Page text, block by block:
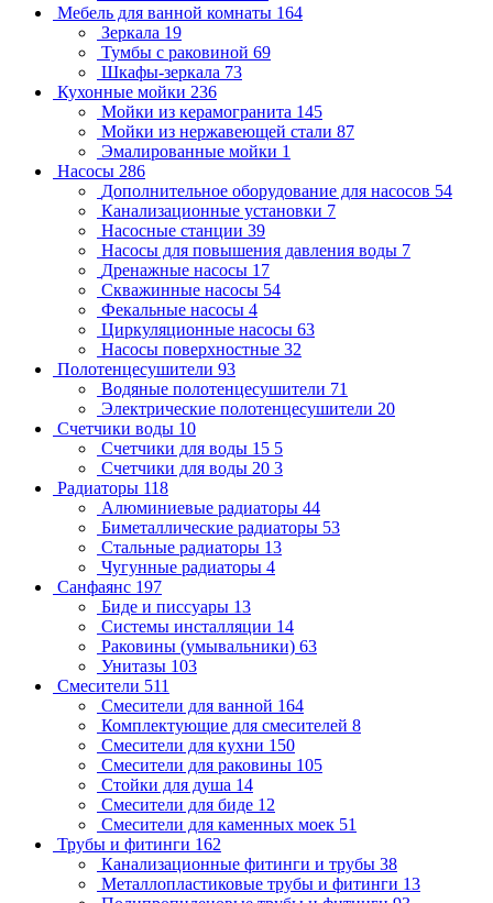
Мебель для ванной комнаты 164
Зеркала 19
Тумбы с раковиной 69
Шкафы-зеркала 73
Кухонные мойки 236
Мойки из керамогранита 145
Мойки из нержавеющей стали 87
Эмалированные мойки 1
Насосы 286
Дополнительное оборудование для насосов 54
Канализационные установки 7
Насосные станции 39
Насосы для повышения давления воды 7
Дренажные насосы 17
Скважинные насосы 54
Фекальные насосы 4
Циркуляционные насосы 63
Насосы поверхностные 32
Полотенцесушители 93
Водяные полотенцесушители 71
Электрические полотенцесушители 20
Счетчики воды 10
Счетчики для воды 15 5
Счетчики для воды 20 3
Радиаторы 118
Алюминиевые радиаторы 44
Биметаллические радиаторы 53
Стальные радиаторы 13
Чугунные радиаторы 4
Санфаянс 197
Биде и писсуары 13
Системы инсталляции 14
Раковины (умывальники) 63
Унитазы 103
Смесители 511
Смесители для ванной 164
Комплектующие для смесителей 8
Смесители для кухни 150
Смесители для раковины 105
Стойки для душа 14
Смесители для биде 12
Смесители для каменных моек 51
Трубы и фитинги 162
Канализационные фитинги и трубы 38
Металлопластиковые трубы и фитинги 13